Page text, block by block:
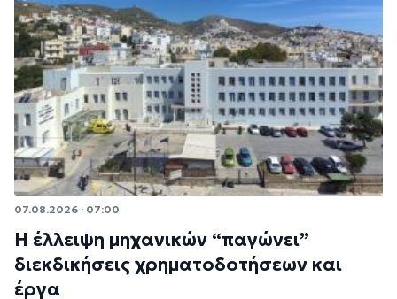
07.08.2026 · 07:00
Η έλλειψη μηχανικών “παγώνει”
διεκδικήσεις χρηματοδοτήσεων και
έργα